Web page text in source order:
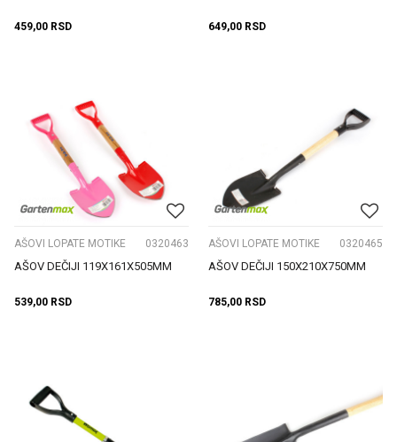
459,00 RSD 649,00 RSD
AŠOVI LOPATE MOTIKE 0320463
AŠOV DEČIJI 119X161X505MM
539,00 RSD
AŠOVI LOPATE MOTIKE 0320465
AŠOV DEČIJI 150X210X750MM
785,00 RSD